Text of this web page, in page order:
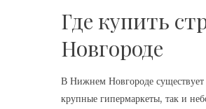
Где купить
Новгороде
В Нижнем Новгороде
крупные гипермаркеты, так и